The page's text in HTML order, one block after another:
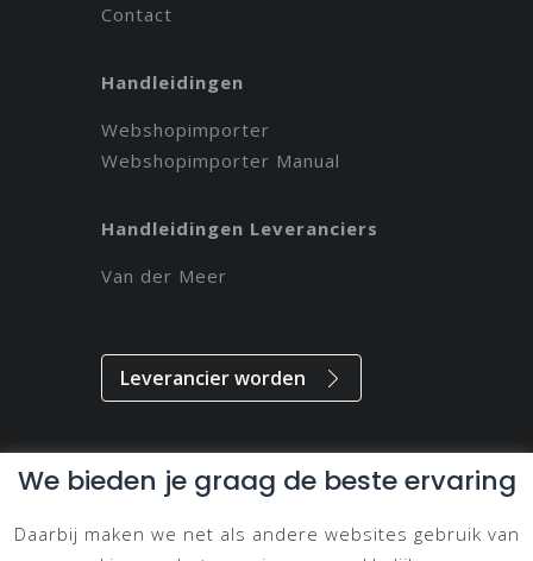
Contact
Handleidingen
Webshopimporter
Webshopimporter Manual
Handleidingen Leveranciers
Van der Meer
Leverancier worden
Alle rechten voorbehouden // 2021 // Magdeveloper
Privacy & Disclaimer
We bieden je graag de beste ervaring
Daarbij maken we net als andere websites gebruik van